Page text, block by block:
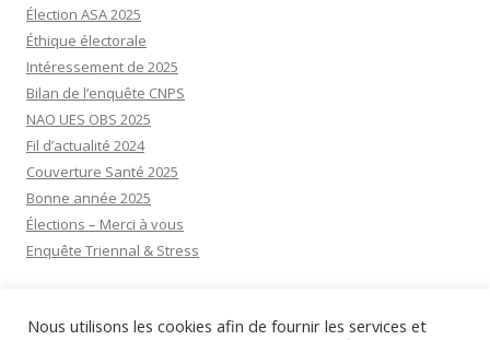
Élection ASA 2025
Éthique électorale
Intéressement de 2025
Bilan de l’enquête CNPS
NAO UES OBS 2025
Fil d’actualité 2024
Couverture Santé 2025
Bonne année 2025
Élections – Merci à vous
Enquête Triennal & Stress
Visiteurs d’hier: 47
Nous utilisons les cookies afin de fournir les services et